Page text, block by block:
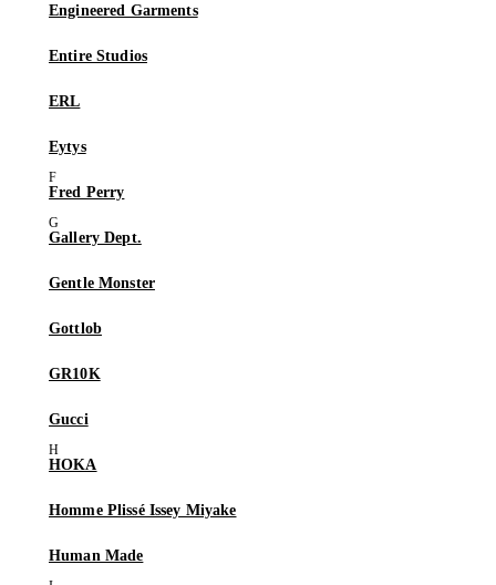
Engineered Garments
Entire Studios
ERL
Eytys
Fred Perry
Gallery Dept.
Gentle Monster
Gottlob
GR10K
Gucci
HOKA
Homme Plissé Issey Miyake
Human Made